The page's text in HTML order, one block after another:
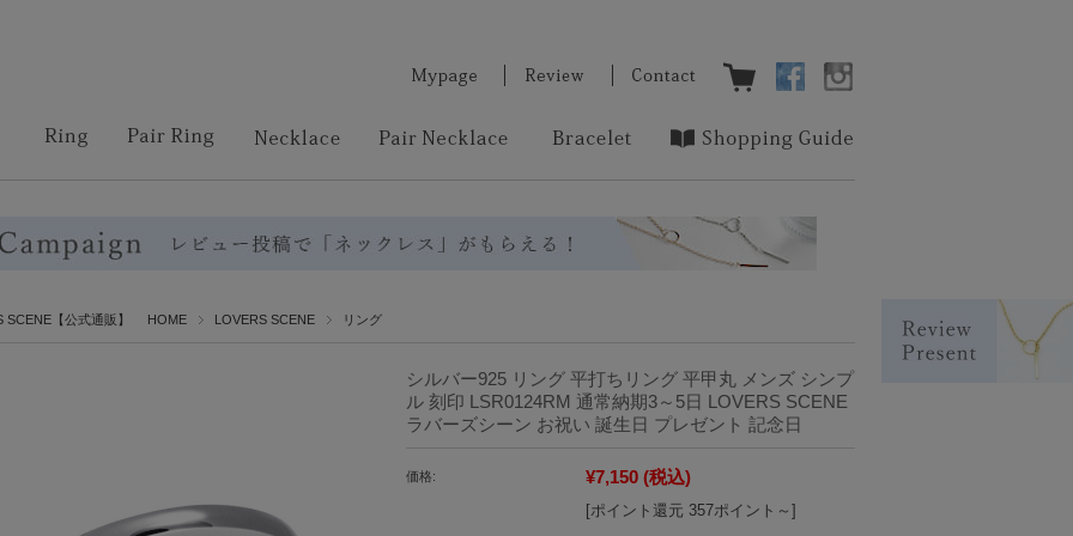
SCENE【公式通販】 HOME LOVERS SCENE リング
シルバー925 リング 平打ちリング 平甲丸 メンズ シンプ
ル 刻印 LSR0124RM 通常納期3～5日 LOVERS SCENE
ラバーズシーン お祝い 誕生日 プレゼント 記念日
価格: ¥7,150 (税込)
[ポイント還元 357ポイント～]